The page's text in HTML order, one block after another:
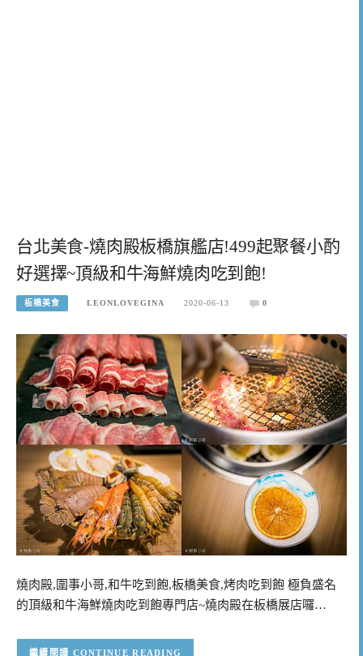
台北美食-燒肉殿板橋旗艦店!499起聚餐小酌
好選擇~頂級和牛海鮮燒肉吃到飽!
板橋美食 LEONLOVEGINA 2020-06-13 0
燒肉殿,圍事小哥,和牛吃到飽,板橋美食,烤肉吃到飽 極負盛名
的頂級和牛海鮮燒肉吃到飽專門店~燒肉殿在板橋展店囉…
CONTINUE READING